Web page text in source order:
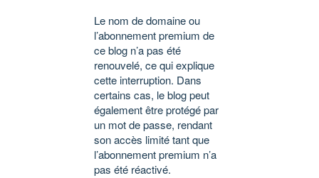
Le nom de domaine ou
l’abonnement premium de
ce blog n’a pas été
renouvelé, ce qui explique
cette interruption. Dans
certains cas, le blog peut
également être protégé par
un mot de passe, rendant
son accès limité tant que
l’abonnement premium n’a
pas été réactivé.